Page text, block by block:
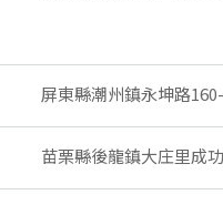
屏東縣潮州鎮永坤路
苗栗縣後龍鎮大庄里成